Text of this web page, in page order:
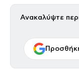
Ανακαλύψτε